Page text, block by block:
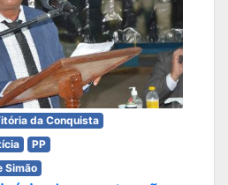
da Conquista
PP
Simão